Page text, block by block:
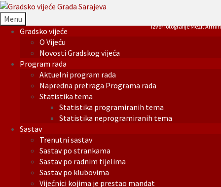
Menu
Gradsko vijeće
O Vijeću
Novosti Gradskog vijeća
Program rada
Aktuelni program rada
Napredna pretraga Programa rada
Statistika tema
Statistika programiranih tema
Statistika neprogramiranih tema
Sastav
Trenutni sastav
Sastav po strankama
Sastav po radnim tijelima
Sastav po klubovima
Vijećnici kojima je prestao mandat
Izvor fotografije Mezit Armin